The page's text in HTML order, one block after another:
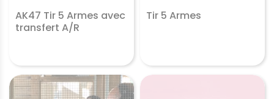
AK47 Tir 5 Armes avec
transfert A/R
Tir 5 Armes